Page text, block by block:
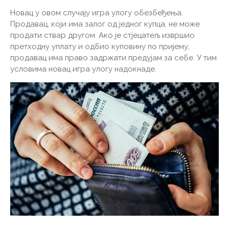
Новац у овом случају игра улогу обезбеђења.
Продавац, који има залог од једног купца, не може
продати ствар другом. Ако је стјецатељ извршио
претходну уплату и одбио куповину по пријему,
продавац има право задржати предујам за себе. У тим
условима новац игра улогу надокнаде.